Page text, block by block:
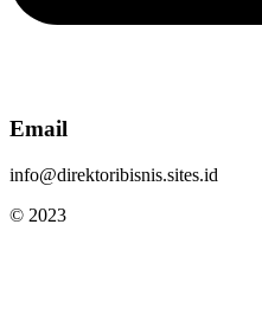
Email
info@direktoribisnis.sites.id
© 2023